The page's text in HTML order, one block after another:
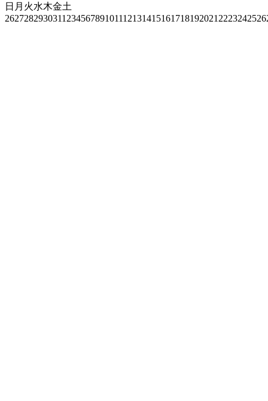
日 月 火水木金土
2627282930311 23456789101112131415161718192021 2223242526